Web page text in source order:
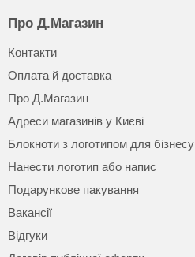
Про Д.Магазин
Контакти
Оплата й доставка
Про Д.Магазин
Адреси магазинів у Києві
Блокноти з логотипом для бізнесу
Нанести логотип або напис
Подарункове пакування
Вакансії
Відгуки